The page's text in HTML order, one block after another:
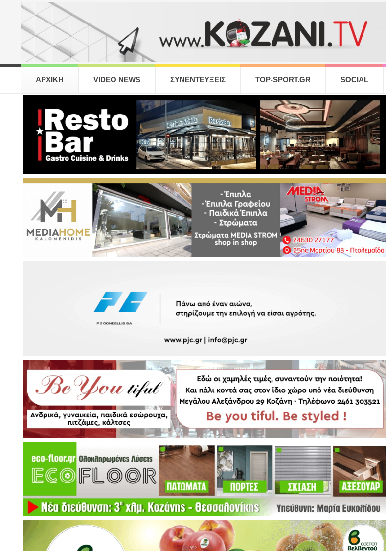
ΑΡΧΙΚΗ VIDEO NEWS ΣΥΝΕΝΤΕΥΞΕΙΣ TOP-SPORT.GR SOCIAL